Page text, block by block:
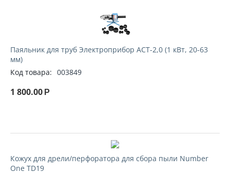
Паяльник для труб Электроприбор АСТ-2,0 (1 кВт, 20-63
мм)
Код товара: 003849
1 800.00 Р
Кожух для дрели/перфоратора для сбора пыли Number
One TD19